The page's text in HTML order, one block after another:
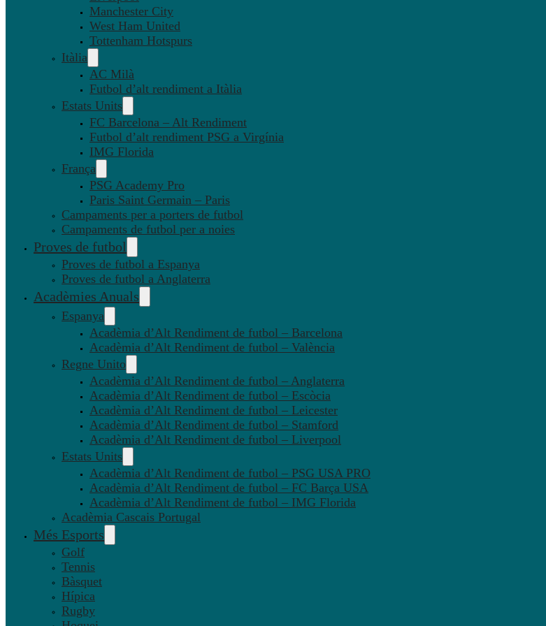
Manchester City
West Ham United
Tottenham Hotspurs
Itàlia
AC Milà
Futbol d’alt rendiment a Itàlia
Estats Units
FC Barcelona – Alt Rendiment
Futbol d’alt rendiment PSG a Virgínia
IMG Florida
França
PSG Academy Pro
Paris Saint Germain – Paris
Campaments per a porters de futbol
Campaments de futbol per a noies
Proves de futbol
Proves de futbol a Espanya
Proves de futbol a Anglaterra
Acadèmies Anuals
Espanya
Acadèmia d’Alt Rendiment de futbol – Barcelona
Acadèmia d’Alt Rendiment de futbol – València
Regne Unito
Acadèmia d’Alt Rendiment de futbol – Anglaterra
Acadèmia d’Alt Rendiment de futbol – Escòcia
Acadèmia d’Alt Rendiment de futbol – Leicester
Acadèmia d’Alt Rendiment de futbol – Stamford
Acadèmia d’Alt Rendiment de futbol – Liverpool
Estats Units
Acadèmia d’Alt Rendiment de futbol – PSG USA PRO
Acadèmia d’Alt Rendiment de futbol – FC Barça USA
Acadèmia d’Alt Rendiment de futbol – IMG Florida
Acadèmia Cascais Portugal
Més Esports
Golf
Tennis
Bàsquet
Hípica
Rugby